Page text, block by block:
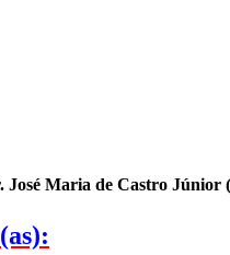
José Maria de Castro